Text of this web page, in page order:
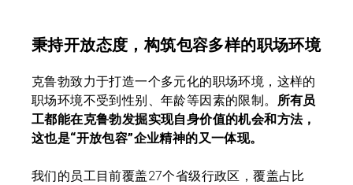
秉持开放态度，构筑包容多样的职场环境
克鲁勃致力于打造一个多元化的职场环境，这样的
职场环境不受到性别、年龄等因素的限制。 所有员
工都能在克鲁勃发掘实现自身价值的机会和方法，
这也是“开放包容”企业精神的又一体现。
我们的员工目前覆盖27个省级行政区，覆盖占比